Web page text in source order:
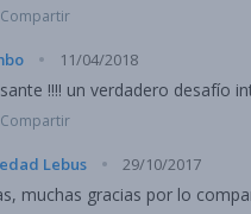
Compartir
· 11/04/2018
muuuy interesante !!!! un
Compartir
Lebus · 29/10/2017
muchas gracias por lo